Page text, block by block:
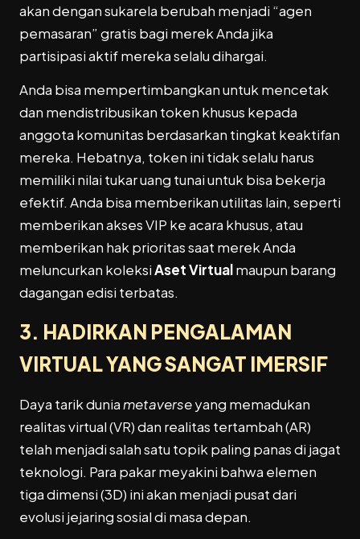
akan dengan sukarela berubah menjadi “agen
pemasaran” gratis bagi merek Anda jika
partisipasi aktif mereka selalu dihargai.
Anda bisa mempertimbangkan untuk mencetak
dan mendistribusikan token khusus kepada
anggota komunitas berdasarkan tingkat keaktifan
mereka. Hebatnya, token ini tidak selalu harus
memiliki nilai tukar uang tunai untuk bisa bekerja
efektif. Anda bisa memberikan utilitas lain, seperti
memberikan akses VIP ke acara khusus, atau
memberikan hak prioritas saat merek Anda
meluncurkan koleksiAset Virtualmaupun barang
dagangan edisi terbatas.
3. HADIRKAN PENGALAMAN
VIRTUAL YANG SANGAT IMERSIF
Daya tarik duniametaverseyang memadukan
realitas virtual (VR) dan realitas tertambah (AR)
telah menjadi salah satu topik paling panas di jagat
teknologi. Para pakar meyakini bahwa elemen
tiga dimensi (3D) ini akan menjadi pusat dari
evolusi jejaring sosial di masa depan.